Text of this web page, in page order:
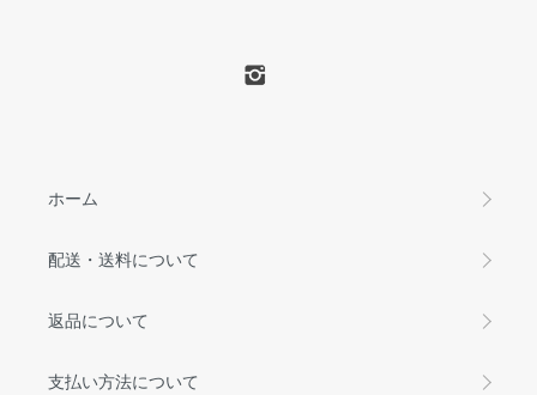
ホーム
配送・送料について
返品について
支払い方法について